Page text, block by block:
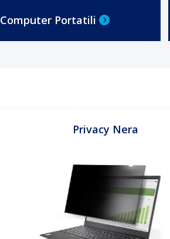
Computer Portatili
Privacy Nera